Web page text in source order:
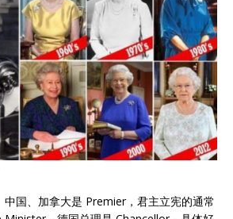
国、加拿大是 Premier，君主立宪的通常